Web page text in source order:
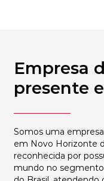
Empresa
presente
Somos uma
em Novo Horizonte
reconhecida por
mundo no